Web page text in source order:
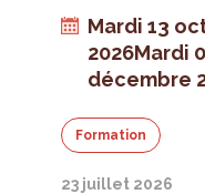
Mardi 13
2026Mardi
décembre
Formation
23 juillet 2026